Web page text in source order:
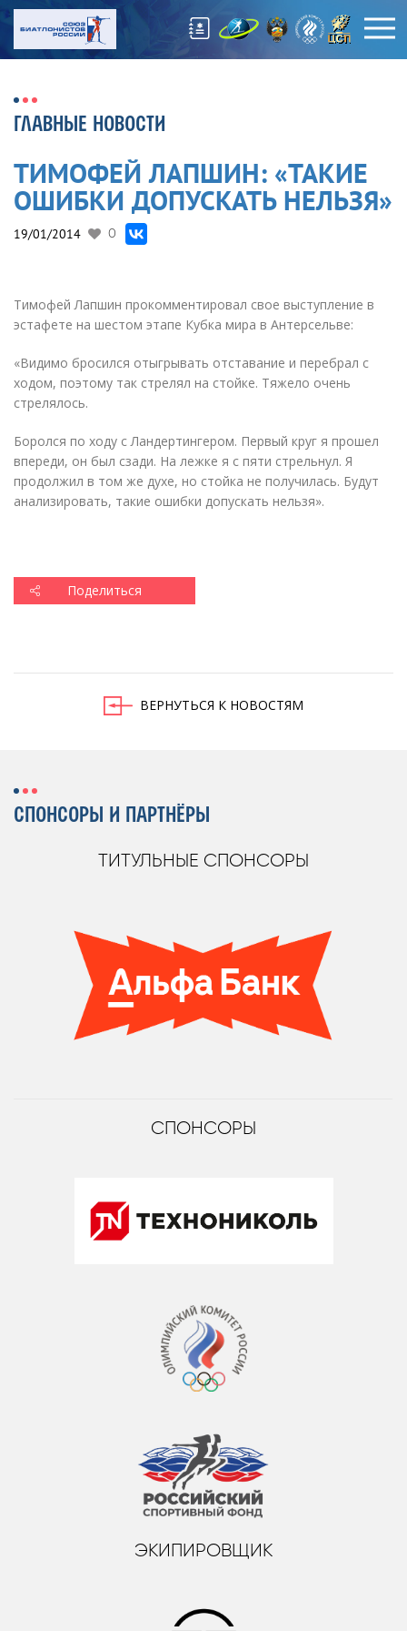
ГЛАВНЫЕ НОВОСТИ
ТИМОФЕЙ ЛАПШИН: «ТАКИЕ
ОШИБКИ ДОПУСКАТЬ НЕЛЬЗЯ»
19/01/2014 0
Тимофей Лапшин прокомментировал свое выступление в
эстафете на шестом этапе Кубка мира в Антерсельве:
«Видимо бросился отыгрывать отставание и перебрал с
ходом, поэтому так стрелял на стойке. Тяжело очень
стрелялось.
Боролся по ходу с Ландертингером. Первый круг я прошел
впереди, он был сзади. На лежке я с пяти стрельнул. Я
продолжил в том же духе, но стойка не получилась. Будут
анализировать, такие ошибки допускать нельзя».
Поделиться
ВЕРНУТЬСЯ К НОВОСТЯМ
СПОНСОРЫ И ПАРТНЁРЫ
ТИТУЛЬНЫЕ СПОНСОРЫ
СПОНСОРЫ
ЭКИПИРОВЩИК